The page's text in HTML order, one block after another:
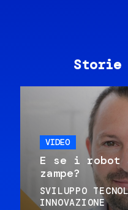
VIDEO
E se i robot
zampe?
SVILUPPO
INNOVAZIONE